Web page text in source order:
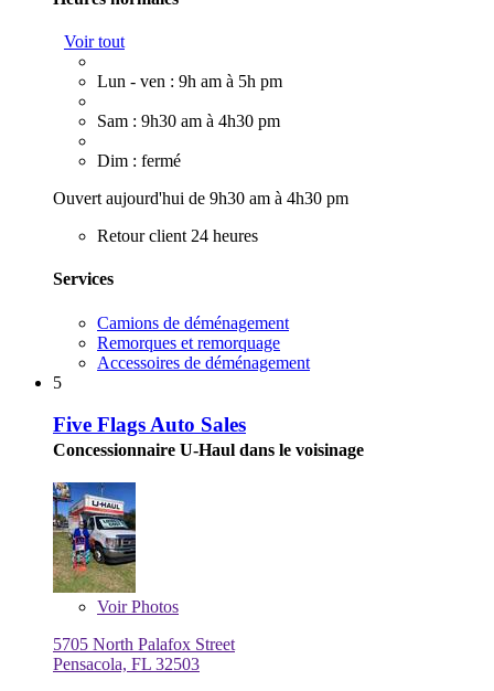
Voir tout
Lun - ven : 9h am à 5h pm
Sam : 9h30 am à 4h30 pm
Dim : fermé
Ouvert aujourd'hui de 9h30 am à 4h30 pm
Retour client 24 heures
Services
Camions de déménagement
Remorques et remorquage
Accessoires de déménagement
5
Five Flags Auto Sales
Concessionnaire U-Haul dans le voisinage
VoirPhotos
5705 North Palafox Street
Pensacola, FL 32503